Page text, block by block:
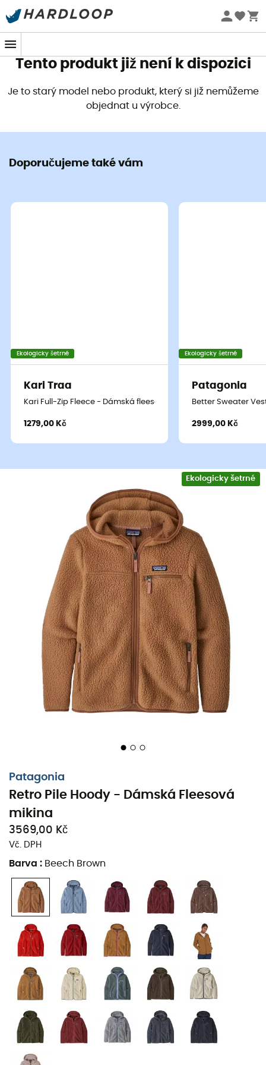
Letní akce 🔥 -5 % EXTRA při nákupu 2 produktů* s kódem
Tento produkt již není k dispozici
Je to starý model nebo produkt, který si již nemůžeme
objednat u výrobce.
Doporučujeme také vám
Ekologicky šetrné
Kari Traa
Kari Full-Zip Fleece - Dámská fleesová mikina
1279,00 Kč
Ekologicky šetrné
Patagonia
Better Sweater
2999,00 Kč
Ekologicky šetrné
Patagonia
Retro Pile Hoody - Dámská Fleesová
mikina
3569,00 Kč
Vč. DPH
Barva : Beech Brown